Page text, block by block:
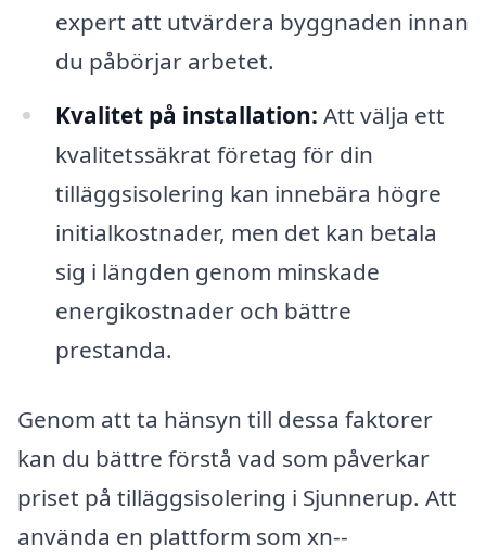
expert att utvärdera byggnaden innan
du påbörjar arbetet.
Kvalitet på installation: Att välja ett
kvalitetssäkrat företag för din
tilläggsisolering kan innebära högre
initialkostnader, men det kan betala
sig i längden genom minskade
energikostnader och bättre
prestanda.
Genom att ta hänsyn till dessa faktorer
kan du bättre förstå vad som påverkar
priset på tilläggsisolering i Sjunnerup. Att
använda en plattform som xn--